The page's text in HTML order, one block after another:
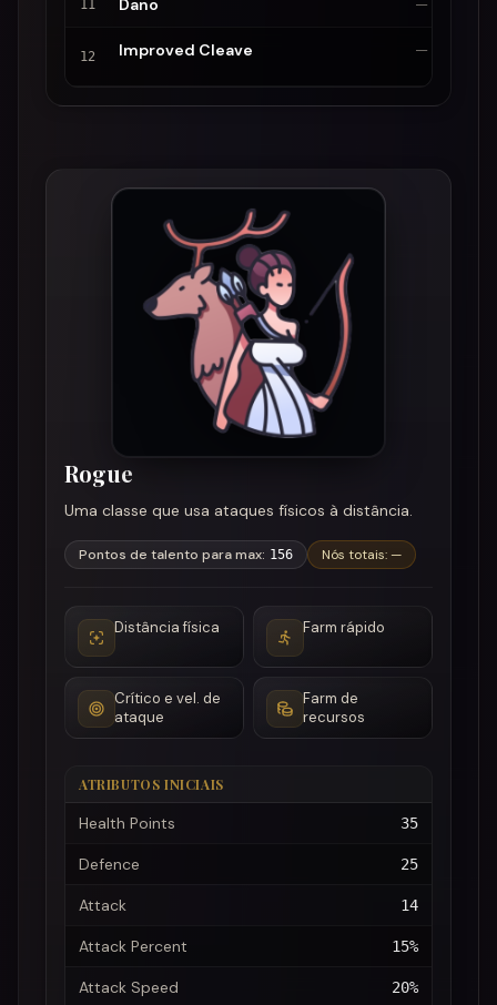
11 Dano —
12 Improved Cleave —
Rogue
Uma classe que usa ataques físicos à distância.
Pontos de talento para max: 156 Nós totais: —
Distância física Farm rápido
Crítico e vel. de
ataque
Farm de
recursos
ATRIBUTOS INICIAIS
Health Points 35
Defence 25
Attack 14
Attack Percent 15%
Attack Speed 20%